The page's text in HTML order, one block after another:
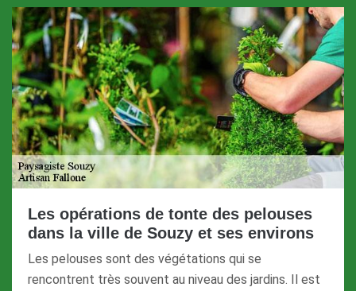
Les opérations de tonte des pelouses
dans la ville de Souzy et ses environs
Les pelouses sont des végétations qui se
rencontrent très souvent au niveau des jardins. Il est